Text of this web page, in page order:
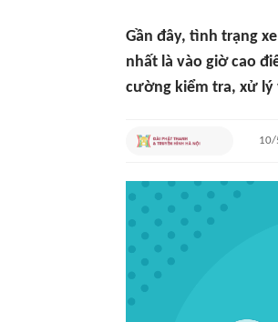
Gần đây, tình trạng
nhất là vào giờ cao
cường kiểm tra, xử lý
10/